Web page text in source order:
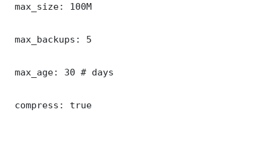
max_size: 100M
max_backups: 5
max_age: 30 # days
compress: true